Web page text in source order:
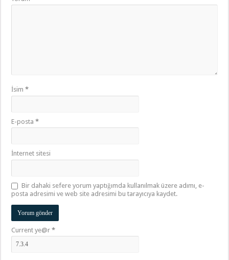
İsim*
E-posta*
İnternet sitesi
Bir dahaki sefere yorum yaptığımda kullanılmak üzere adımı, e-
posta adresimi ve web site adresimi bu tarayıcıya kaydet.
Current ye@r*